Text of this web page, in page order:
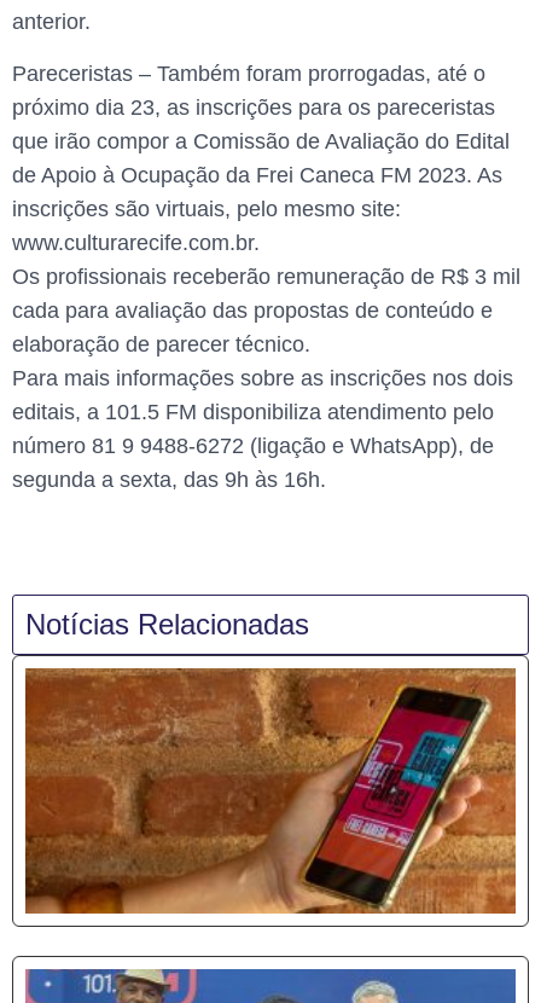
anterior.
Pareceristas – Também foram prorrogadas, até o
próximo dia 23, as inscrições para os pareceristas
que irão compor a Comissão de Avaliação do Edital
de Apoio à Ocupação da Frei Caneca FM 2023. As
inscrições são virtuais, pelo mesmo site:
www.culturarecife.com.br.
Os profissionais receberão remuneração de R$ 3 mil
cada para avaliação das propostas de conteúdo e
elaboração de parecer técnico.
Para mais informações sobre as inscrições nos dois
editais, a 101.5 FM disponibiliza atendimento pelo
número 81 9 9488-6272 (ligação e WhatsApp), de
segunda a sexta, das 9h às 16h.
Notícias Relacionadas